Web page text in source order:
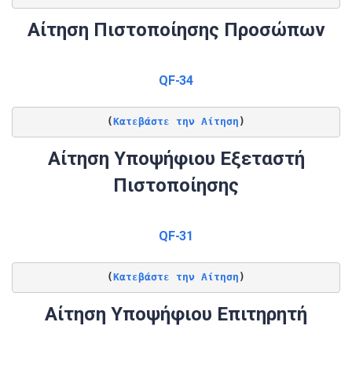
Αίτηση Πιστοποίησης Προσώπων
QF-34
(Κατεβάστε την Αίτηση )
Αίτηση Υποψήφιου Εξεταστή
Πιστοποίησης
QF-31
(Κατεβάστε την Αίτηση )
Αίτηση Υποψήφιου Επιτηρητή